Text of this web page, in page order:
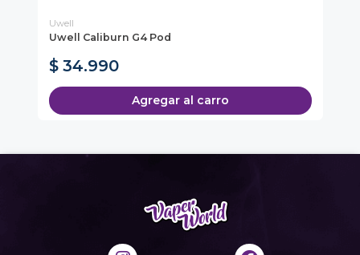
Uwell
Uwell Caliburn G4 Pod
$ 34.990
Agregar al carro